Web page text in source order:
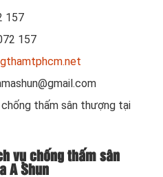
157
157
thấm sân thượng tại
vụ chống thấm sân
A Shun